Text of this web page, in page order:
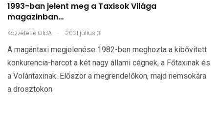
1993-ban jelent meg a Taxisok Világa
magazinban…
Közzétette OldA . 2021 július 31
A magántaxi megjelenése 1982-ben meghozta a kibővített
konkurencia-harcot a két nagy állami cégnek, a Főtaxinak és
a Volántaxinak. Először a megrendelőkön, majd nemsokára
a drosztokon